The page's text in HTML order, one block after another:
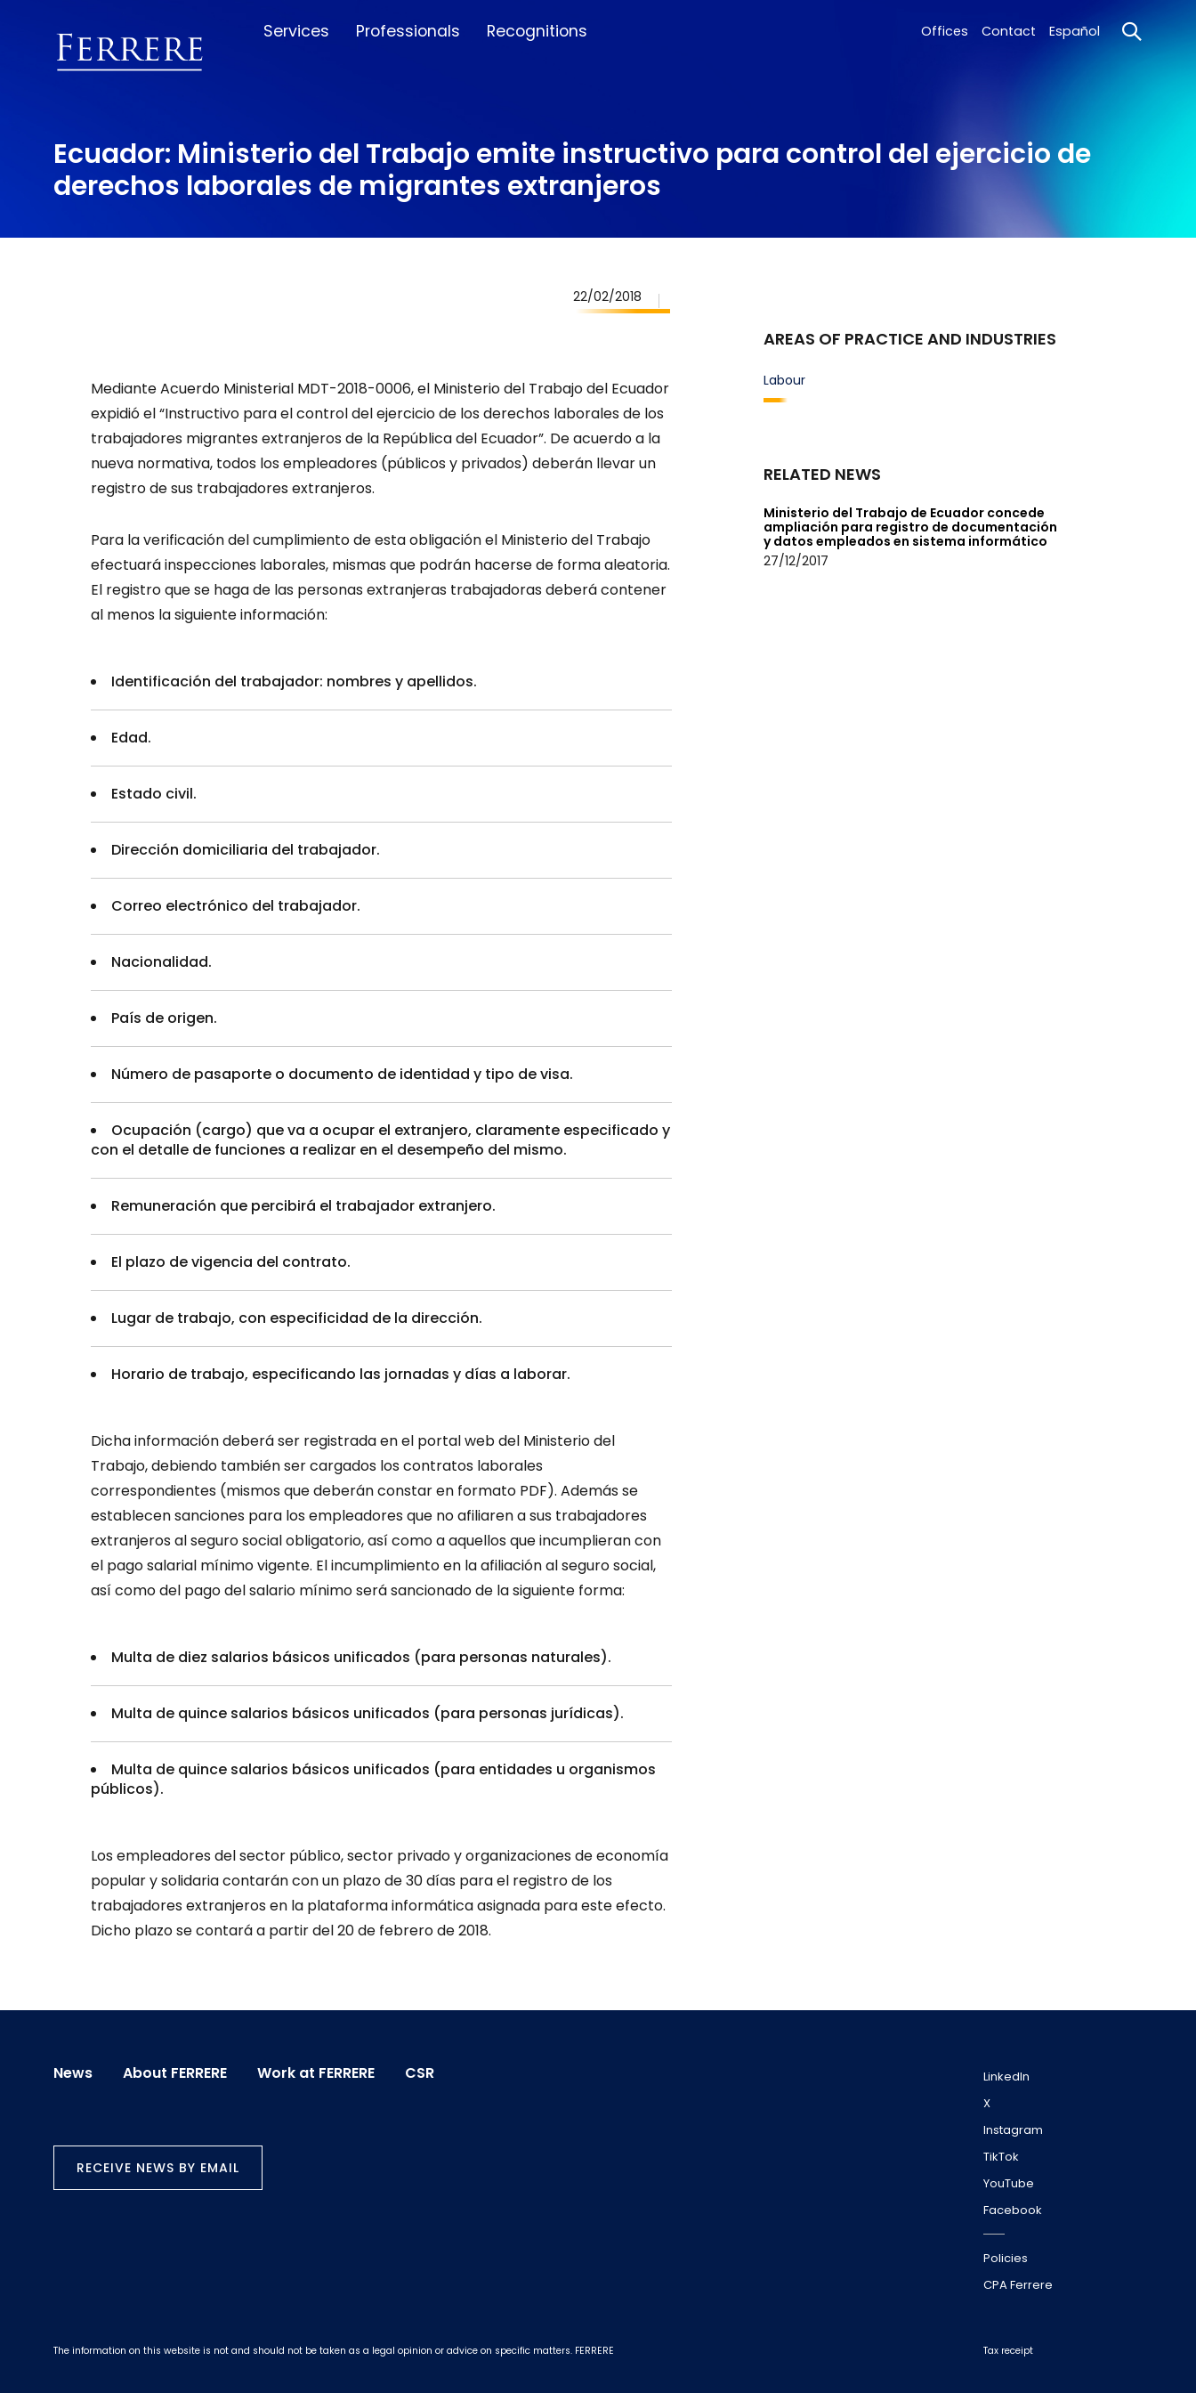
Services Professionals Recognitions Offices Contact Español
Ecuador: Ministerio del Trabajo emite instructivo para control del ejercicio de
derechos laborales de migrantes extranjeros
22/02/2018
Mediante Acuerdo Ministerial MDT-2018-0006, el Ministerio del Trabajo del Ecuador
expidió el “Instructivo para el control del ejercicio de los derechos laborales de los
trabajadores migrantes extranjeros de la República del Ecuador”. De acuerdo a la
nueva normativa, todos los empleadores (públicos y privados) deberán llevar un
registro de sus trabajadores extranjeros.
Para la verificación del cumplimiento de esta obligación el Ministerio del Trabajo
efectuará inspecciones laborales, mismas que podrán hacerse de forma aleatoria.
El registro que se haga de las personas extranjeras trabajadoras deberá contener
al menos la siguiente información:
Identificación del trabajador: nombres y apellidos.
Edad.
Estado civil.
Dirección domiciliaria del trabajador.
Correo electrónico del trabajador.
Nacionalidad.
País de origen.
Número de pasaporte o documento de identidad y tipo de visa.
Ocupación (cargo) que va a ocupar el extranjero, claramente especificado y
con el detalle de funciones a realizar en el desempeño del mismo.
Remuneración que percibirá el trabajador extranjero.
El plazo de vigencia del contrato.
Lugar de trabajo, con especificidad de la dirección.
Horario de trabajo, especificando las jornadas y días a laborar.
Dicha información deberá ser registrada en el portal web del Ministerio del
Trabajo, debiendo también ser cargados los contratos laborales
correspondientes (mismos que deberán constar en formato PDF). Además se
establecen sanciones para los empleadores que no afiliaren a sus trabajadores
extranjeros al seguro social obligatorio, así como a aquellos que incumplieran con
el pago salarial mínimo vigente. El incumplimiento en la afiliación al seguro social,
así como del pago del salario mínimo será sancionado de la siguiente forma:
Multa de diez salarios básicos unificados (para personas naturales).
Multa de quince salarios básicos unificados (para personas jurídicas).
Multa de quince salarios básicos unificados (para entidades u organismos
públicos).
Los empleadores del sector público, sector privado y organizaciones de economía
popular y solidaria contarán con un plazo de 30 días para el registro de los
trabajadores extranjeros en la plataforma informática asignada para este efecto.
Dicho plazo se contará a partir del 20 de febrero de 2018.
AREAS OF PRACTICE AND INDUSTRIES
Labour
RELATED NEWS
Ministerio del Trabajo de Ecuador concede
ampliación para registro de documentación
y datos empleados en sistema informático
27/12/2017
News About FERRERE Work at FERRERE CSR
RECEIVE NEWS BY EMAIL
LinkedIn
X
Instagram
TikTok
YouTube
Facebook
Policies
CPA Ferrere
The information on this website is not and should not be taken as a legal opinion or advice on specific matters. FERRERE Tax receipt